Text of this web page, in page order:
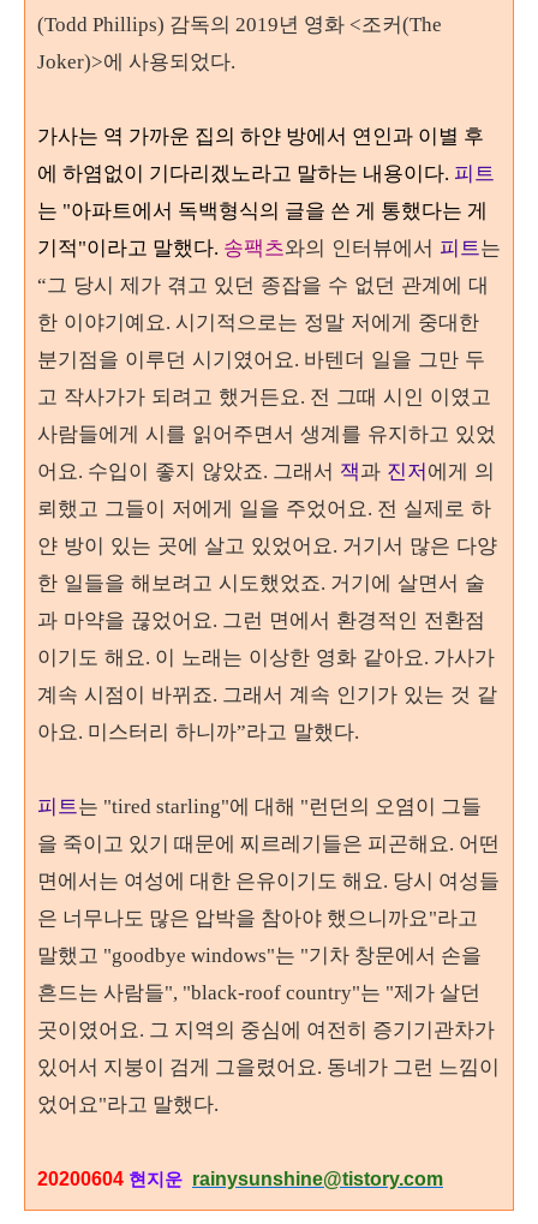
(Todd Phillips) 감독의 2019년 영화 <조커(The
Joker)>에 사용되었다.
가사는 역 가까운 집의 하얀 방에서 연인과 이별 후
에 하염없이 기다리겠노라고 말하는 내용이다. 피트
는 "아파트에서 독백형식의 글을 쓴 게 통했다는 게
기적"이라고 말했다. 송팩츠와의 인터뷰에서 피트는
“그 당시 제가 겪고 있던 종잡을 수 없던 관계에 대
한 이야기예요. 시기적으로는 정말 저에게 중대한
분기점을 이루던 시기였어요. 바텐더 일을 그만 두
고 작사가가 되려고 했거든요. 전 그때 시인 이였고
사람들에게 시를 읽어주면서 생계를 유지하고 있었
어요. 수입이 좋지 않았죠. 그래서 잭과 진저 에게 의
뢰했고 그들이 저에게 일을 주었어요. 전 실제로 하
얀 방이 있는 곳에 살고 있었어요. 거기서 많은 다양
한 일들을 해보려고 시도했었죠. 거기에 살면서 술
과 마약을 끊었어요. 그런 면에서 환경적인 전환점
이기도 해요. 이 노래는 이상한 영화 같아요. 가사가
계속 시점이 바뀌죠. 그래서 계속 인기가 있는 것 같
아요. 미스터리 하니까”라고 말했다.
피트는 "tired starling"에 대해 "런던의 오염이 그들
을 죽이고 있기 때문에 찌르레기들은 피곤해요. 어떤
면에서는 여성에 대한 은유이기도 해요. 당시 여성들
은 너무나도 많은 압박을 참아야 했으니까요"라고
말했고 "goodbye windows"는 "기차 창문에서 손을
흔드는 사람들", "black-roof country"는 "제가 살던
곳이였어요. 그 지역의 중심에 여전히 증기기관차가
있어서 지붕이 검게 그을렸어요. 동네가 그런 느낌이
었어요"라고 말했다.
20200604 현지운 rainysunshine@tistory.com